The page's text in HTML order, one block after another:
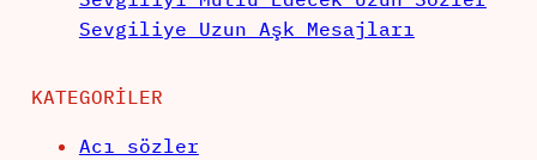
Sevgiliye Uzun Aşk Mesajları
KATEGORILER
Acı sözler